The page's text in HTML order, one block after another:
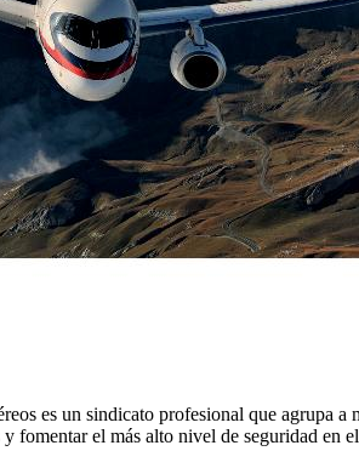
es un sindicato profesional que agrupa
fomentar el más alto nivel de seguridad en